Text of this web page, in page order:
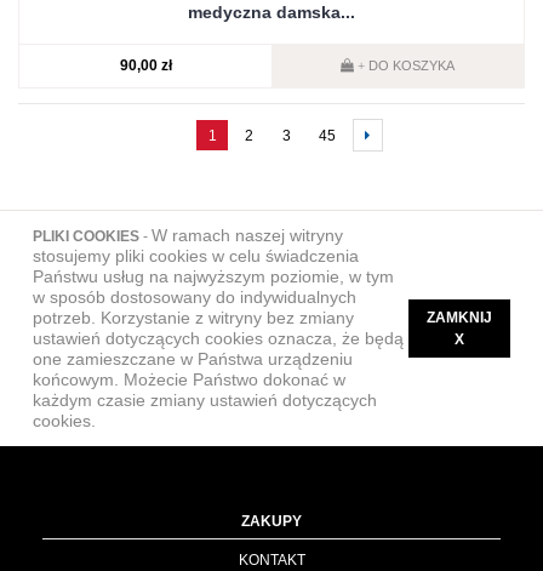
medyczna damska...
90,00 zł + DO KOSZYKA
1 2 3 45
PLIKI COOKIES - W ramach naszej witryny
stosujemy pliki cookies w celu świadczenia
Państwu usług na najwyższym poziomie, w tym
w sposób dostosowany do indywidualnych
potrzeb. Korzystanie z witryny bez zmiany
ustawień dotyczących cookies oznacza, że będą
one zamieszczane w Państwa urządzeniu
końcowym. Możecie Państwo dokonać w
każdym czasie zmiany ustawień dotyczących
cookies.
ZAMKNIJ
X
ZAKUPY
KONTAKT